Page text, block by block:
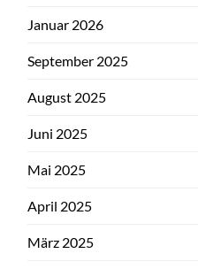
Januar 2026
September 2025
August 2025
Juni 2025
Mai 2025
April 2025
März 2025